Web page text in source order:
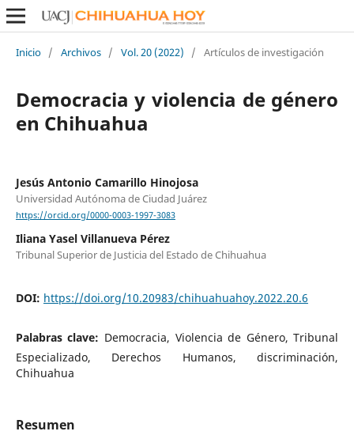
Inicio / Archivos / Vol. 20 (2022) / Artículos de investigación
Democracia y violencia de género
en Chihuahua
Jesús Antonio Camarillo Hinojosa
Universidad Autónoma de Ciudad Juárez
https://orcid.org/0000-0003-1997-3083
Iliana Yasel Villanueva Pérez
Tribunal Superior de Justicia del Estado de Chihuahua
DOI: https://doi.org/10.20983/chihuahuahoy.2022.20.6
Palabras clave: Democracia, Violencia de Género, Tribunal
Especializado, Derechos Humanos, discriminación,
Chihuahua
Resumen